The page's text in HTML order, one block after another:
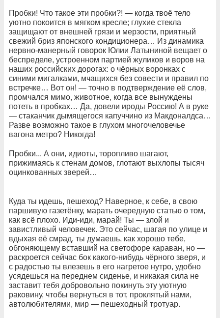
Пробки! Что такое эти пробки?! — когда твоё тело
уютно покоится в мягком кресле; глухие стекла
защищают от внешней грязи и мерзости, приятный
свежий бриз японского кондиционера… Из динамика
нервно-манерный говорок Юлии Латыниной вещает о
беспределе, устроенном партией жуликов и воров на
наших российских дорогах: о чёрных воронках с
синими мигалками, мчащихся без совести и правил по
встречке… Вот он! — точно в подтверждение её слов,
промчался мимо, животное, когда все вынуждены
потеть в пробках… Да, довели ироды Россию! А в руке
— стаканчик дымящегося капуччино из Макдоналдса…
Разве возможно такое в глухом многочеловечье
вагона метро? Никогда!
Пробки... А они, идиоты, торопливо шагают,
прижимаясь к стенам домов, глотают выхлопы тысяч
оцинкованных зверей…
Куда ты идешь, пешеход? Наверное, к себе, в свою
паршивую газетёнку, марать очередную статью о том,
как всё плохо. Иди-иди, марай! Ты — злой и
завистливый человечек. Это сейчас, шагая по улице и
вдыхая её смрад, ты думаешь, как хорошо тебе,
обгоняющему вставший на светофоре караван, но —
раскроется сейчас бок какого-нибудь чёрного зверя, и
с радостью ты влезешь в его нагретое нутро, удобно
усядешься на переднем сиденье, и никакая сила не
заставит тебя добровольно покинуть эту уютную
раковину, чтобы вернуться в тот, проклятый нами,
автолюбителями, мир — пешеходный тротуар.